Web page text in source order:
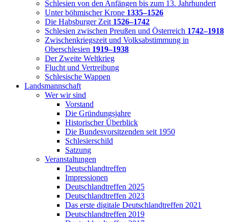
Schlesien von den Anfängen bis zum 13. Jahrhundert
Unter böhmischer Krone 1335–1526
Die Habsburger Zeit 1526–1742
Schlesien zwischen Preußen und Österreich 1742–1918
Zwischenkriegszeit und Volksabstimmung in
Oberschlesien 1919–1938
Der Zweite Weltkrieg
Flucht und Vertreibung
Schlesische Wappen
Landsmannschaft
Wer wir sind
Vorstand
Die Gründungsjahre
Historischer Überblick
Die Bundesvorsitzenden seit 1950
Schlesierschild
Satzung
Veranstaltungen
Deutschlandtreffen
Impressionen
Deutschlandtreffen 2025
Deutschlandtreffen 2023
Das erste digitale Deutschlandtreffen 2021
Deutschlandtreffen 2019